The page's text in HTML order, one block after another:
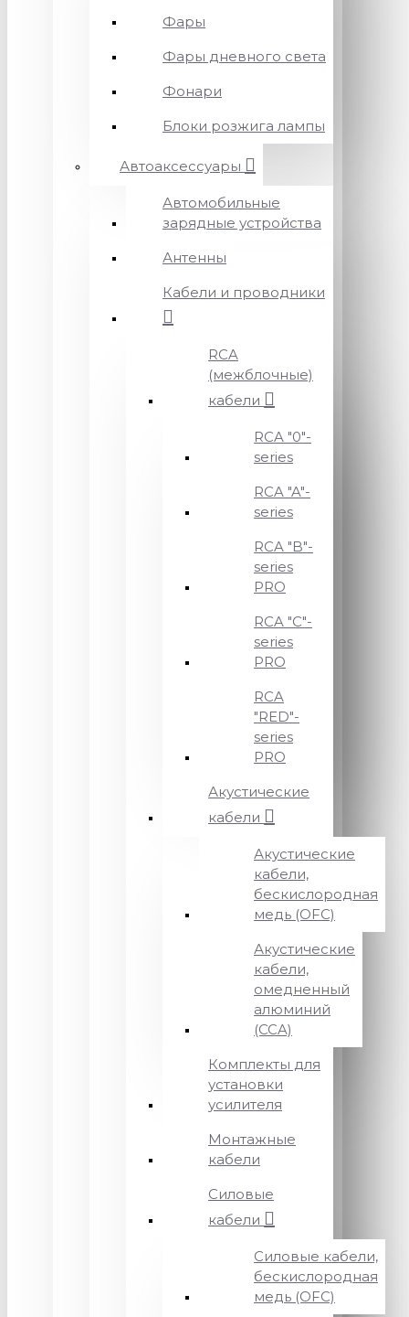
Фары
Фары дневного света
Фонари
Блоки розжига лампы
Автоаксессуары
Автомобильные
зарядные устройства
Антенны
Кабели и проводники
RCA
(межблочные)
кабели
RCA "0"-
series
RCA "A"-
series
RCA "B"-
series
PRO
RCA "C"-
series
PRO
RCA
"RED"-
series
PRO
Акустические
кабели
Акустические
кабели,
бескислородная
медь (OFC)
Акустические
кабели,
омедненный
алюминий
(CCA)
Комплекты для
установки
усилителя
Монтажные
кабели
Силовые
кабели
Силовые кабели,
бескислородная
медь (OFC)